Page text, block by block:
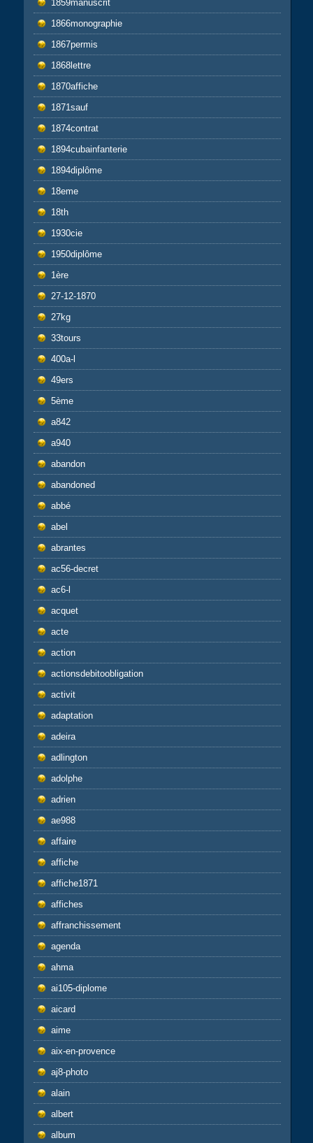
1859manuscrit
1866monographie
1867permis
1868lettre
1870affiche
1871sauf
1874contrat
1894cubainfanterie
1894diplôme
18eme
18th
1930cie
1950diplôme
1ère
27-12-1870
27kg
33tours
400a-l
49ers
5ème
a842
a940
abandon
abandoned
abbé
abel
abrantes
ac56-decret
ac6-l
acquet
acte
action
actionsdebitoobligation
activit
adaptation
adeira
adlington
adolphe
adrien
ae988
affaire
affiche
affiche1871
affiches
affranchissement
agenda
ahma
ai105-diplome
aicard
aime
aix-en-provence
aj8-photo
alain
albert
album